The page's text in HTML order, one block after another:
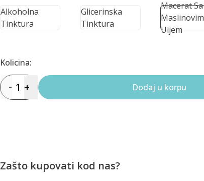
Alkoholna
Tinktura
Glicerinska
Tinktura
Macerat Sa
Maslinovim
Uljem
Kolicina:
- 1 + Dodaj u korpu
Zašto kupovati kod nas?